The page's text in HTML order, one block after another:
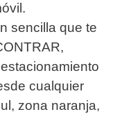
sencilla que te
cualquier
zona naranja,